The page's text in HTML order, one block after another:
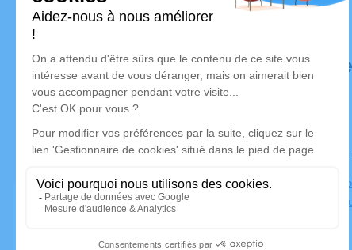
Déroulé
Le
Eglise
95400